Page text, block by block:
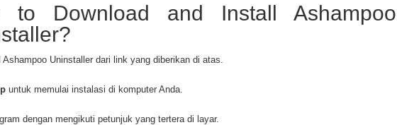
to Download and Install Ashampoo
Ashampoo Uninstaller dari link yang diberikan di atas.
untuk memulai instalasi di komputer Anda.
dengan mengikuti petunjuk yang tertera di layar.